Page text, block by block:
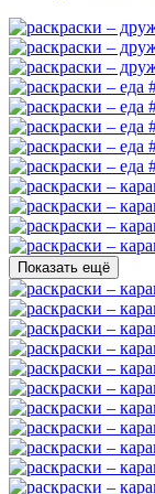
Показать ещё